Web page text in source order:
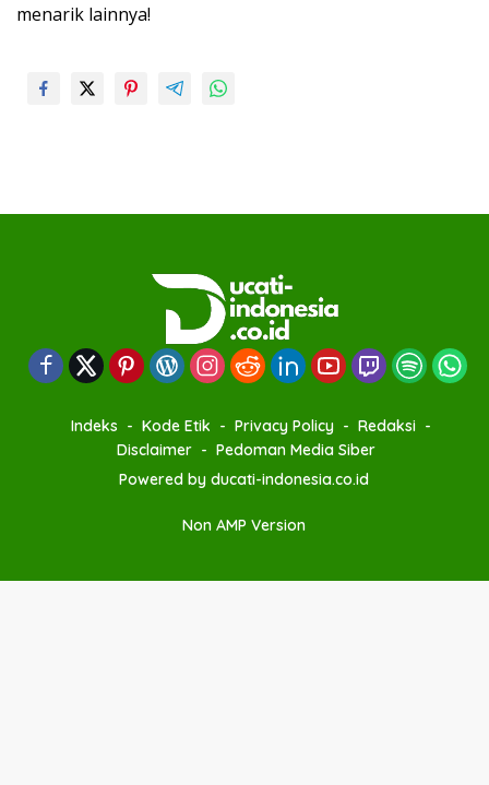
menarik lainnya!
Indeks Kode Etik Privacy Policy
Redaksi
Disclaimer
Pedoman Media Siber
Powered by ducati-indonesia.co.id
Non AMP Version